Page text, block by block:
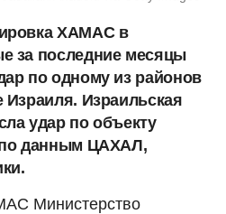
ХАМАС в
за последние месяцы
по одному из районов
Израиля. Израильская
удар по объекту
данным ЦАХАЛ,
Министерство